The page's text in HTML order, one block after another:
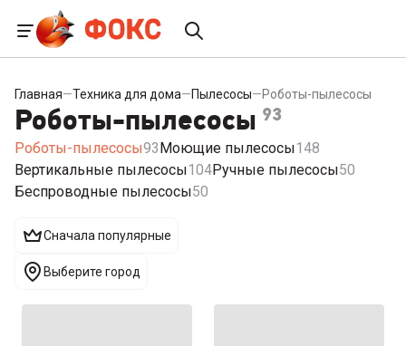
Главная—Техника для дома—Пылесосы—Роботы-пылесосы
Роботы-пылесосы 93
Роботы-пылесосы93Моющие пылесосы148
Вертикальные пылесосы104Ручные пылесосы50
Беспроводные пылесосы50
Сначала популярные
Выберите город